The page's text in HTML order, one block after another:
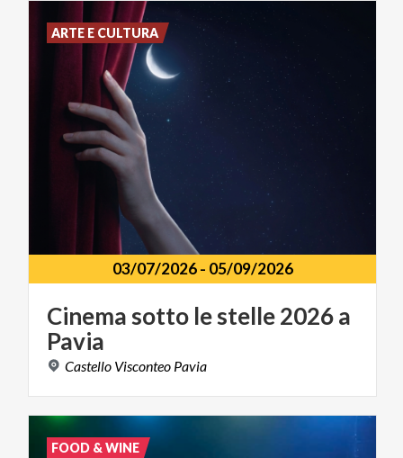
03/07/2026- 05/09/2026
Cinema sotto lestelle2026a
Pavia
Castello Visconteo Pavia
ARTE E CULTURA
FOOD & WINE